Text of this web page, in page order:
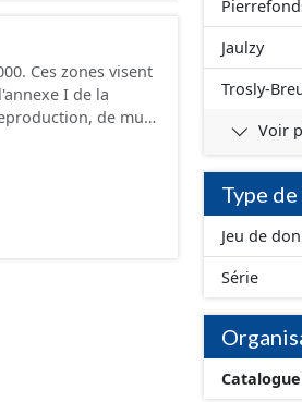
Ces zones visent
I de la
de mue,
Jaulzy
Trosly-
Voir
Type
Jeu de
Série